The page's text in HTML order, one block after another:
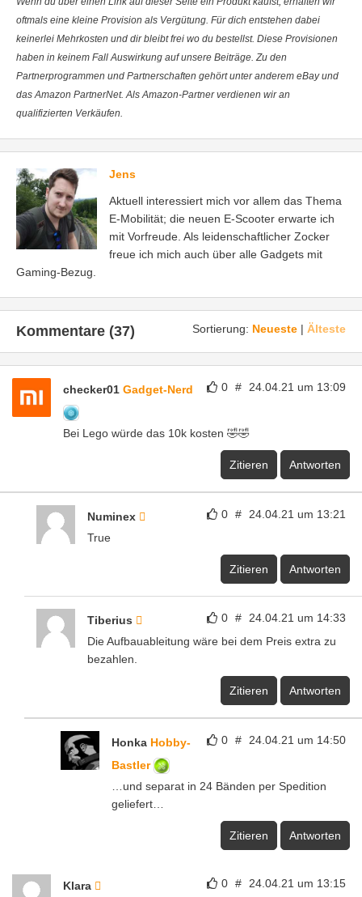
oftmals eine kleine Provision als Vergütung. Für dich entstehen dabei
keinerlei Mehrkosten und dir bleibt frei wo du bestellst. Diese Provisionen
haben in keinem Fall Auswirkung auf unsere Beiträge. Zu den
Partnerprogrammen und Partnerschaften gehört unter anderem eBay und
das Amazon PartnerNet. Als Amazon-Partner verdienen wir an
qualifizierten Verkäufen.
Jens
Aktuell interessiert mich vor allem das Thema
E-Mobilität; die neuen E-Scooter erwarte ich
mit Vorfreude. Als leidenschaftlicher Zocker
freue ich mich auch über alle Gadgets mit
Gaming-Bezug.
Sortierung: Neueste | Älteste
Kommentare (37)
0 # 24.04.21 um 13:09
checker01 Gadget-Nerd
Bei Lego würde das 10k kosten 🤣🤣
Zitieren Antworten
0 # 24.04.21 um 13:21
Numinex
True
Zitieren Antworten
0 # 24.04.21 um 14:33
Tiberius
Die Aufbauableitung wäre bei dem Preis extra zu
bezahlen.
Zitieren Antworten
0 # 24.04.21 um 14:50
Honka Hobby-
Bastler
…und separat in 24 Bänden per Spedition
geliefert…
Zitieren Antworten
0 # 24.04.21 um 13:15
Klara